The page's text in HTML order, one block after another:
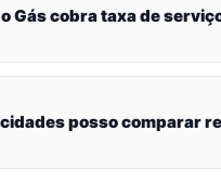
Gás cobra taxa de
posso comparar